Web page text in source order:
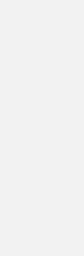
Ursprungs
Ammoniak, Methanol
(e-SAF).
Norwegen
derzeit 3,4 Gigawatt in
der Entwicklung. In
to-e-Methan-
2025 als erste
EU-Vorgaben von
für
Verso Energy,
Oulun Energia Projekte
mehr Projekte zur
Stadt im
für städtische